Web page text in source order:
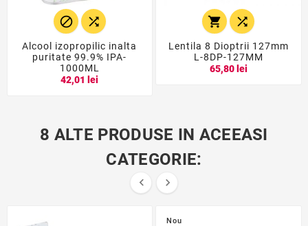
 
Alcool izopropilic inalta
puritate 99.9% IPA-
1000ML
42,01 lei
 
Lentila 8 Dioptrii 127mm
L-8DP-127MM
65,80 lei
8 ALTE PRODUSE IN ACEEASI
CATEGORIE:
 
Nou